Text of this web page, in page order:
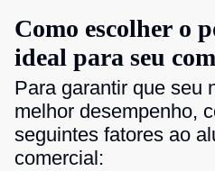
Como escolher o
ideal para seu
Para garantir que seu
melhor desempenho,
seguintes fatores ao
comercial: